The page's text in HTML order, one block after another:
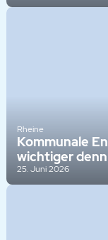
Rheine
Kommunale
wichtiger
25. Juni 2026